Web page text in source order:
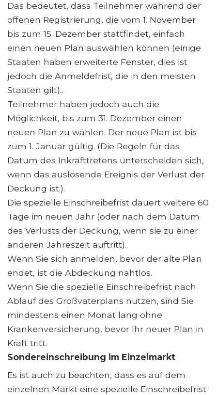
Das bedeutet, dass Teilnehmer während der
offenen Registrierung, die vom 1. November
bis zum 15. Dezember stattfindet, einfach
einen neuen Plan auswählen können (einige
Staaten haben erweiterte Fenster, dies ist
jedoch die Anmeldefrist, die in den meisten
Staaten gilt)..
Teilnehmer haben jedoch auch die
Möglichkeit, bis zum 31. Dezember einen
neuen Plan zu wählen. Der neue Plan ist bis
zum 1. Januar gültig. (Die Regeln für das
Datum des Inkrafttretens unterscheiden sich,
wenn das auslösende Ereignis der Verlust der
Deckung ist.).
Die spezielle Einschreibefrist dauert weitere 60
Tage im neuen Jahr (oder nach dem Datum
des Verlusts der Deckung, wenn sie zu einer
anderen Jahreszeit auftritt)..
Wenn Sie sich anmelden, bevor der alte Plan
endet, ist die Abdeckung nahtlos.
Wenn Sie die spezielle Einschreibefrist nach
Ablauf des Großvaterplans nutzen, sind Sie
mindestens einen Monat lang ohne
Krankenversicherung, bevor Ihr neuer Plan in
Kraft tritt.
Sondereinschreibung im Einzelmarkt
Es ist auch zu beachten, dass es auf dem
einzelnen Markt eine spezielle Einschreibefrist